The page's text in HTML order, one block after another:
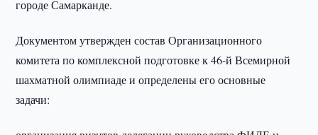
городе Самарканде.
Документом утвержден состав Организационного
комитета по комплексной подготовке к 46-й Всемирной
шахматной олимпиаде и определены его основные
задачи: